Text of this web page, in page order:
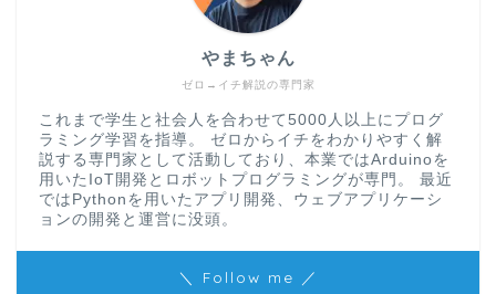
ゼロ→イチ解説の専門家
やまちゃん
これまで学生と社会人を合わせて5000人以上にプログ
ラミング学習を指導。 ゼロからイチをわかりやすく解
説する専門家として活動しており、本業ではArduinoを
用いたIoT開発とロボットプログラミングが専門。 最近
ではPythonを用いたアプリ開発、ウェブアプリケーシ
ョンの開発と運営に没頭。
＼ Follow me ／